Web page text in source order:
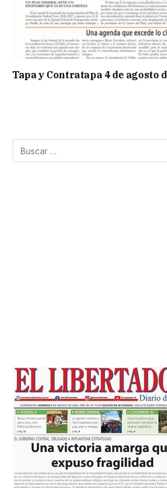
Tapa y Contratapa 4 de agosto